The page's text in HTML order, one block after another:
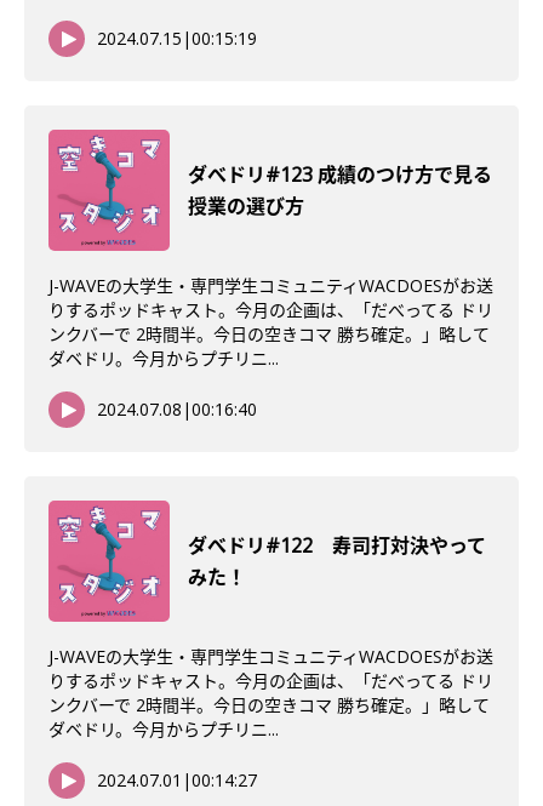
2024.07.15 |00:15:19
ダべドリ#123 成績のつけ方で見る
授業の選び方
J-WAVEの大学生・専門学生コミュニティWACDOESがお送
りするポッドキャスト。今月の企画は、「だべってる ドリ
ンクバーで 2時間半。今日の空きコマ 勝ち確定。」略して
ダベドリ。今月からプチリニ...
2024.07.08 |00:16:40
ダべドリ#122 寿司打対決やって
みた！
J-WAVEの大学生・専門学生コミュニティWACDOESがお送
りするポッドキャスト。今月の企画は、「だべってる ドリ
ンクバーで 2時間半。今日の空きコマ 勝ち確定。」略して
ダベドリ。今月からプチリニ...
2024.07.01 |00:14:27